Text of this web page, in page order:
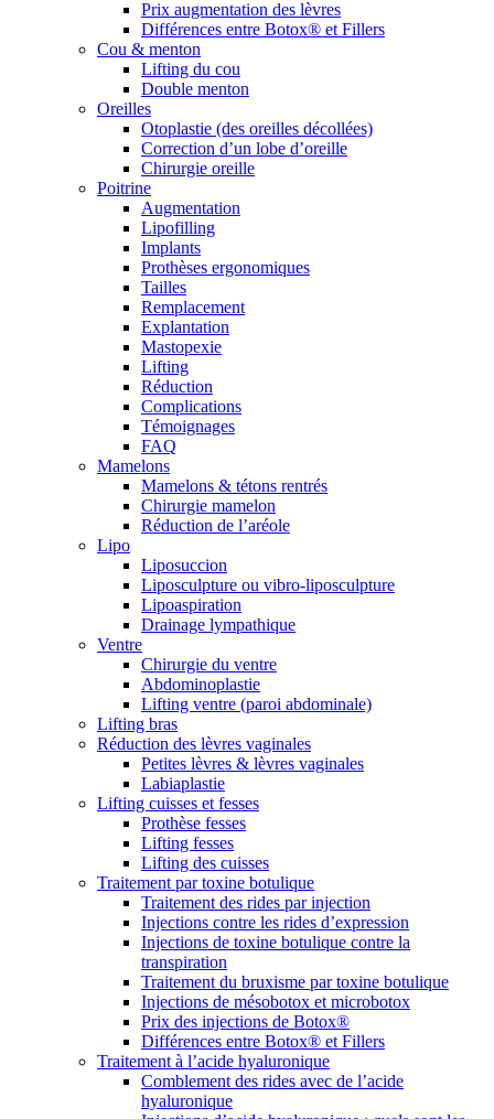
Prix augmentation des lèvres
Différences entre Botox® et Fillers
Cou & menton
Lifting du cou
Double menton
Oreilles
Otoplastie (des oreilles décollées)
Correction d’un lobe d’oreille
Chirurgie oreille
Poitrine
Augmentation
Lipofilling
Implants
Prothèses ergonomiques
Tailles
Remplacement
Explantation
Mastopexie
Lifting
Réduction
Complications
Témoignages
FAQ
Mamelons
Mamelons & tétons rentrés
Chirurgie mamelon
Réduction de l’aréole
Lipo
Liposuccion
Liposculpture ou vibro-liposculpture
Lipoaspiration
Drainage lympathique
Ventre
Chirurgie du ventre
Abdominoplastie
Lifting ventre (paroi abdominale)
Lifting bras
Réduction des lèvres vaginales
Petites lèvres & lèvres vaginales
Labiaplastie
Lifting cuisses et fesses
Prothèse fesses
Lifting fesses
Lifting des cuisses
Traitement par toxine botulique
Traitement des rides par injection
Injections contre les rides d’expression
Injections de toxine botulique contre la
transpiration
Traitement du bruxisme par toxine botulique
Injections de mésobotox et microbotox
Prix des injections de Botox®
Différences entre Botox® et Fillers
Traitement à l’acide hyaluronique
Comblement des rides avec de l’acide
hyaluronique